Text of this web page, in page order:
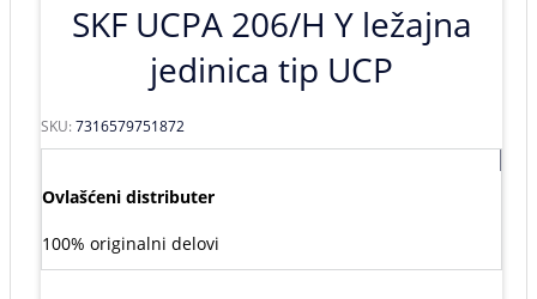
SKF UCPA 206/H Y ležajna
jedinica tip UCP
SKU:7316579751872
Ovlašćeni distributer
100% originalni delovi